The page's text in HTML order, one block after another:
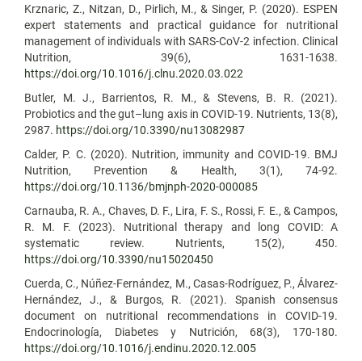
Krznaric, Z., Nitzan, D., Pirlich, M., & Singer, P. (2020). ESPEN
expert statements and practical guidance for nutritional
management of individuals with SARS-CoV-2 infection. Clinical
Nutrition, 39(6), 1631-1638.
https://doi.org/10.1016/j.clnu.2020.03.022
Butler, M. J., Barrientos, R. M., & Stevens, B. R. (2021).
Probiotics and the gut–lung axis in COVID-19. Nutrients, 13(8),
2987. https://doi.org/10.3390/nu13082987
Calder, P. C. (2020). Nutrition, immunity and COVID-19. BMJ
Nutrition, Prevention & Health, 3(1), 74-92.
https://doi.org/10.1136/bmjnph-2020-000085
Carnauba, R. A., Chaves, D. F., Lira, F. S., Rossi, F. E., & Campos,
R. M. F. (2023). Nutritional therapy and long COVID: A
systematic review. Nutrients, 15(2), 450.
https://doi.org/10.3390/nu15020450
Cuerda, C., Núñez-Fernández, M., Casas-Rodríguez, P., Álvarez-
Hernández, J., & Burgos, R. (2021). Spanish consensus
document on nutritional recommendations in COVID-19.
Endocrinología, Diabetes y Nutrición, 68(3), 170-180.
https://doi.org/10.1016/j.endinu.2020.12.005